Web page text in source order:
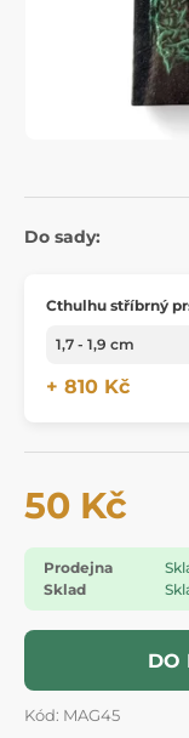
Do sady:
Cthulhu stříbrný
+ 810 Kč
50 Kč
Prodejna
Sklad
DO
Kód: MAG45